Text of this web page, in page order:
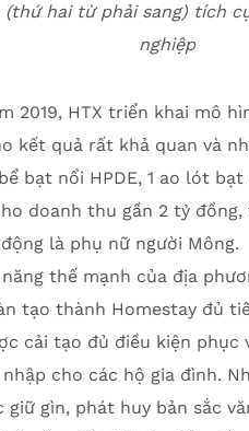
(thứ hai từ phải sang) tích
nghiệp
2019, HTX triển khai mô
kết quả rất khả quan và
bạt nổi HPDE, 1 ao lót
doanh thu gần 2 tỷ
là phụ nữ người Mông.
thế mạnh của địa
tạo thành Homestay đủ
cải tạo đủ điều kiện
cho các hộ gia đình.
gìn, phát huy bản sắc